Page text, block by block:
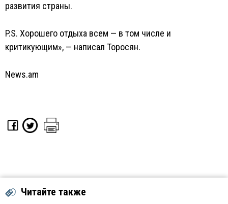
развития страны.
P.S. Хорошего отдыха всем — в том числе и
критикующим», — написал Торосян.
News.am
Читайте также